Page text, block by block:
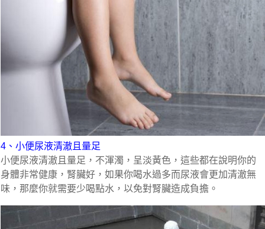
4、小便尿液清澈且量足
小便尿液清澈且量足，不渾濁，呈淡黃色，這些都在說明你的
身體非常健康，腎臟好，如果你喝水過多而尿液會更加清澈無
味，那麼你就需要少喝點水，以免對腎臟造成負擔。